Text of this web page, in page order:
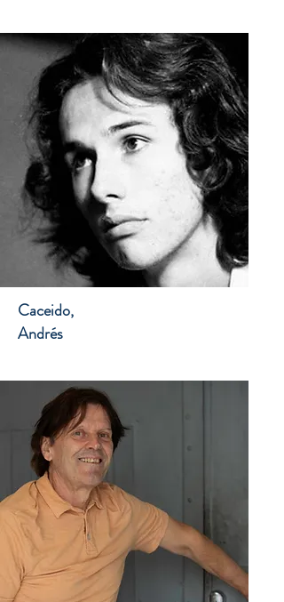
Caceido,
Andrés